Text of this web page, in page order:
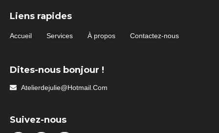
Liens rapides
Accueil Services À propos Contactez-nous
Dites-nous bonjour !
Atelierdejulie@hotmail.com
Suivez-nous